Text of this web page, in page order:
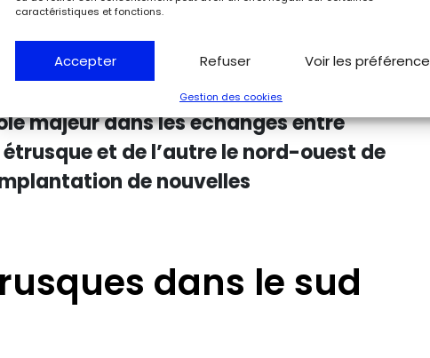
caractéristiques et fonctions.
Accepter Refuser Voir les
Gestion des cookies
à partir du VII siècle l’Étrurie au sud
de la mer Tyrrhénienne et
mer de Ligurie. Sans doute déjà
notre ère, cet axe lié au
majeur dans les échanges entre
et de l’autre le nord-ouest de
de nouvelles
dans le sud